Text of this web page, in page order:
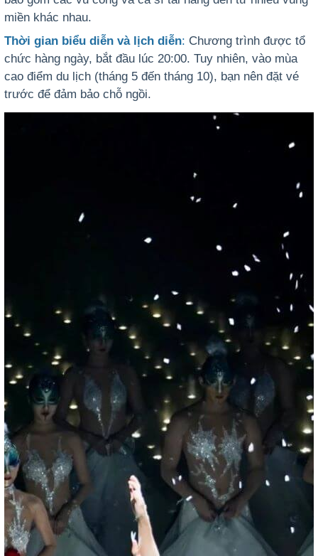
miền khác nhau.
Thời gian biểu diễn và lịch diễn: Chương trình được tổ
chức hàng ngày, bắt đầu lúc 20:00. Tuy nhiên, vào mùa
cao điểm du lịch (tháng 5 đến tháng 10), bạn nên đặt vé
trước để đảm bảo chỗ ngồi.